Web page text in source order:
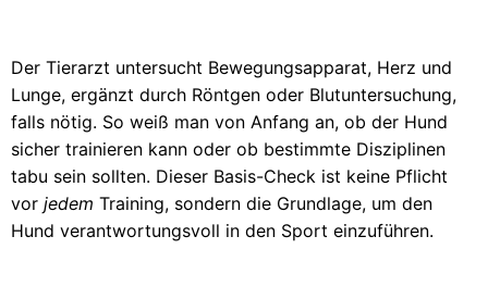
Der Tierarzt untersucht Bewegungsapparat, Herz und
Lunge, ergänzt durch Röntgen oder Blutuntersuchung,
falls nötig. So weiß man von Anfang an, ob der Hund
sicher trainieren kann oder ob bestimmte Disziplinen
tabu sein sollten. Dieser Basis-Check ist keine Pflicht
vor jedem Training, sondern die Grundlage, um den
Hund verantwortungsvoll in den Sport einzuführen.